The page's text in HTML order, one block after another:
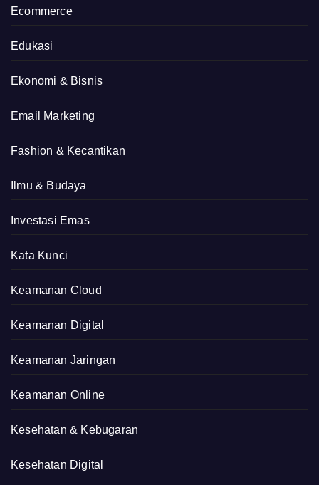
Ecommerce
Edukasi
Ekonomi & Bisnis
Email Marketing
Fashion & Kecantikan
Ilmu & Budaya
Investasi Emas
Kata Kunci
Keamanan Cloud
Keamanan Digital
Keamanan Jaringan
Keamanan Online
Kesehatan & Kebugaran
Kesehatan Digital